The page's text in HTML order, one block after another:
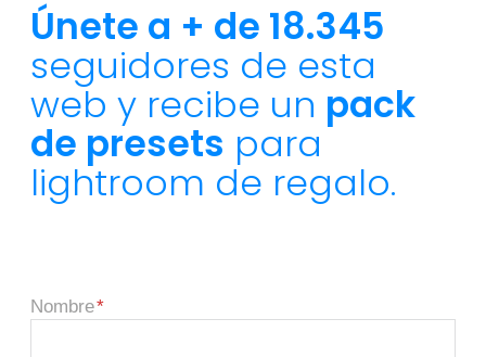
Únete a + de 18.345
seguidores de esta
web y recibe un pack
de presets para
lightroom de regalo.
Nombre